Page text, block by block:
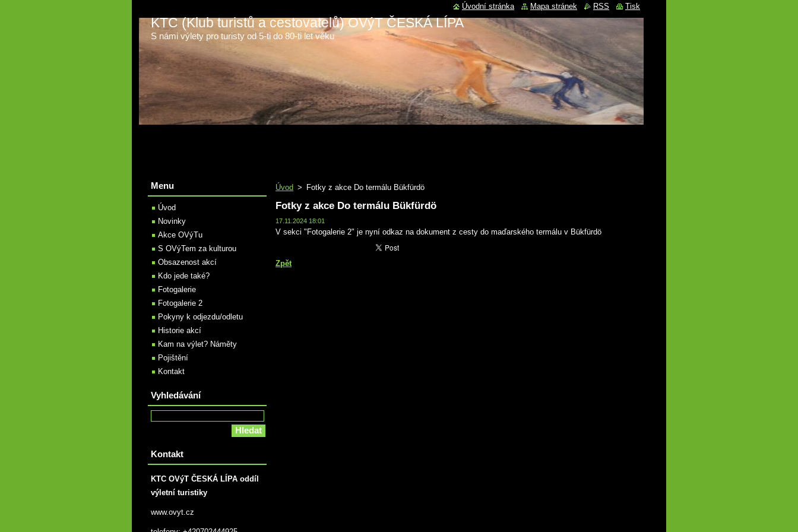
KTC (Klub turistů a cestovatelů) OVýT ČESKÁ LÍPA
S námi výlety pro turisty od 5-ti do 80-ti let věku
Úvod > Fotky z akce Do termálu Bükfürdö
Fotky z akce Do termálu Bükfürdö
17.11.2024 18:01
V sekci "Fotogalerie 2" je nyní odkaz na dokument z cesty do maďarského termálu v Bükfürdö
Zpět
Menu
Úvod
Novinky
Akce OVýTu
S OVýTem za kulturou
Obsazenost akcí
Kdo jede také?
Fotogalerie
Fotogalerie 2
Pokyny k odjezdu/odletu
Historie akcí
Kam na výlet? Náměty
Pojištění
Kontakt
Vyhledávání
Kontakt
KTC OVýT ČESKÁ LÍPA oddíl
výletní turistiky
www.ovyt.cz
Úvodní stránka Mapa stránek RSS Tisk